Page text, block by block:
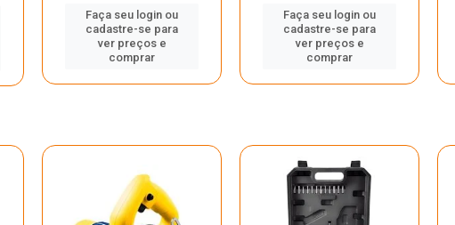
Faça seu login ou
cadastre-se para
ver preços e
comprar
Faça seu login ou
cadastre-se para
ver preços e
comprar